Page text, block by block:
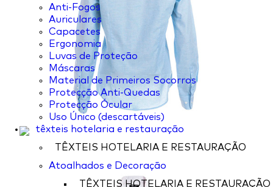
Anti-Fogos
Auriculares
Capacetes
Ergonomia
Luvas de Proteção
Máscaras
Material de Primeiros Socorros
Protecção Anti-Quedas
Protecção Ócular
Uso Único (descartáveis)
têxteis hotelaria e restauração
TÊXTEIS HOTELARIA E RESTAURAÇÃO
Atoalhados e Decoração
TÊXTEIS HOTELARIA E RESTAURAÇÃO